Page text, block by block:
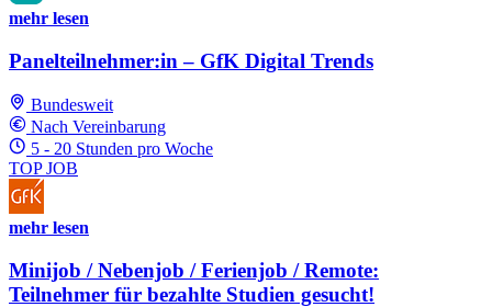
mehr lesen
Panelteilnehmer:in – GfK Digital Trends
Bundesweit
Nach Vereinbarung
5 - 20 Stunden pro Woche
TOP JOB
mehr lesen
Minijob / Nebenjob / Ferienjob / Remote:
Teilnehmer für bezahlte Studien gesucht!